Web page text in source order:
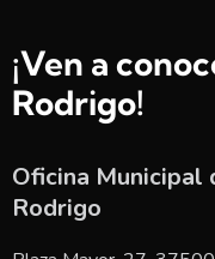
¡Ven a
Rodrigo!
Oficina Municipal
Rodrigo